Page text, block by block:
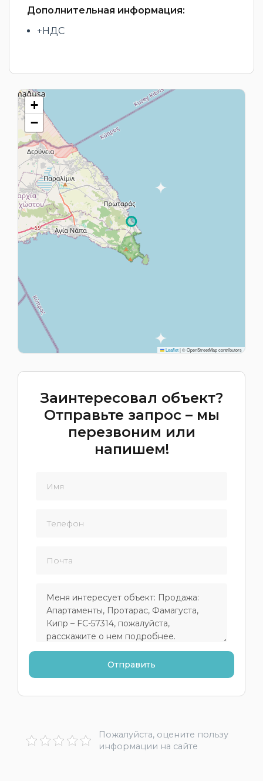
Дополнительная информация:
+НДС
+
−
Leaflet|© OpenStreetMap contributors
Заинтересовал объект?
Отправьте запрос – мы
перезвоним или
напишем!
Пожалуйста, оцените пользу
информации на сайте